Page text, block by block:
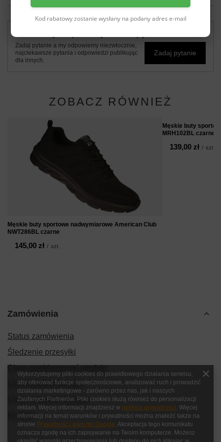
Zadaj pytanie a my odpowiemy niezwłocznie,
najciekawsze pytania i odpowiedzi publikując
dla innych.
Zadaj pytanie
ZOBACZ RÓWNIEŻ
Męskie buty sportowe nadwymiarowe American Club
NWT286BL czarne
145,00 zł / szt.
Męskie buty
MRH102BL czarne
139,00 zł / szt.
Zamówienia
Status zamówienia
Śledzenie przesyłki
Chcę zareklamować produkt
Chcę zwrócić produkt
Chcę wymienić produkt
Kontakt
Kod rabatowy zostanie wysłany na podany adres e-mail
Wykorzystujemy pliki cookies do prawidłowego działania serwisu,
aby oferować funkcje społecznościowe, analizować ruch i prowadzić
działania marketingowe - zarówno przez nas, jak i naszych
Zaufanych Partnerów. Pliki cookies służą również do personalizacji
reklam. Więcej informacji znajdziesz w polityce prywatności. Więcej
informacji na temat warunków i prywatności można znaleźć także na
stronie Prywatność i warunki Google. Akceptacja tego komunikatu
oznacza zgodę na ich zapisywanie na Twoim komputerze. Możesz